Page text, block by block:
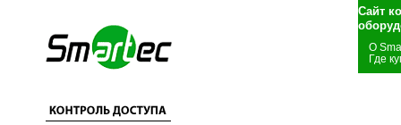
Сайт
О
Где